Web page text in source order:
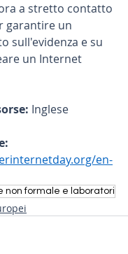
a stretto contatto
garantire un
sull'evidenza e su
un Internet
Inglese
en-
non formale e laboratori